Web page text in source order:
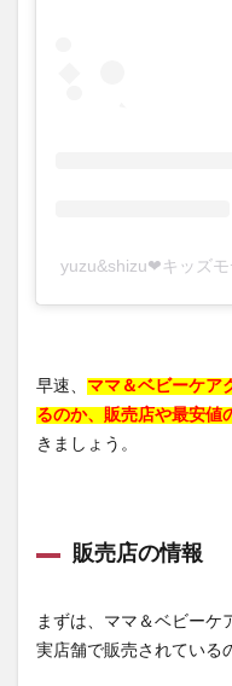
早速、 ママ＆ベビーケア
るのか、販売店や最安値
きましょう。
販売店の情報
まずは、ママ＆ベビーケ
実店舗で販売されている